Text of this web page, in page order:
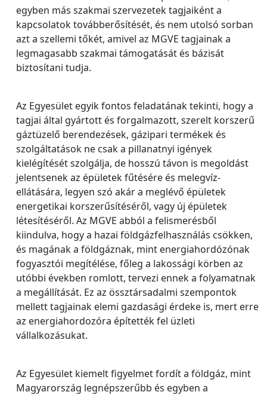
egyben más szakmai szervezetek tagjaiként a
kapcsolatok továbberősítését, és nem utolsó sorban
azt a szellemi tőkét, amivel az MGVE tagjainak a
legmagasabb szakmai támogatását és bázisát
biztosítani tudja.
Az Egyesület egyik fontos feladatának tekinti, hogy a
tagjai által gyártott és forgalmazott, szerelt korszerű
gáztüzelő berendezések, gázipari termékek és
szolgáltatások ne csak a pillanatnyi igények
kielégítését szolgálja, de hosszú távon is megoldást
jelentsenek az épületek fűtésére és melegvíz-
ellátására, legyen szó akár a meglévő épületek
energetikai korszerűsítéséről, vagy új épületek
létesítéséről. Az MGVE abból a felismerésből
kiindulva, hogy a hazai földgázfelhasználás csökken,
és magának a földgáznak, mint energiahordózónak
fogyasztói megítélése, főleg a lakossági körben az
utóbbi években romlott, tervezi ennek a folyamatnak
a megállítását. Ez az össztársadalmi szempontok
mellett tagjainak elemi gazdasági érdeke is, mert erre
az energiahordozóra építették fel üzleti
vállalkozásukat.
Az Egyesület kiemelt figyelmet fordít a földgáz, mint
Magyarország legnépszerűbb és egyben a